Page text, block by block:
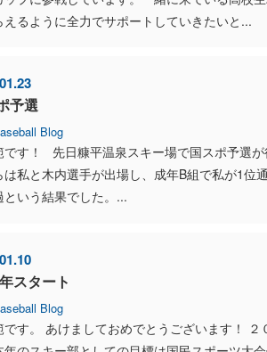
えるように全力でサポートしていきたいと...
予選
Blog
です！ 先日糠平温泉スキー場で国スポ予選
は私と木内選手が出場し、成年B組で私が1位
という結果でした。...
スタート
Blog
です。 あけましておめでとうございます！ ２